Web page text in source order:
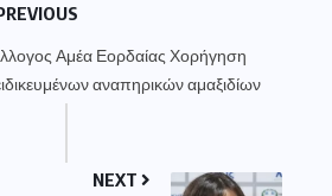
Αμέα Εορδαίας Χορήγηση
αναπηρικών αμαξιδίων
NEXT